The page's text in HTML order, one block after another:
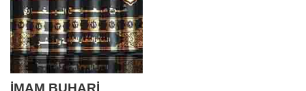
İMAM BUHARİ